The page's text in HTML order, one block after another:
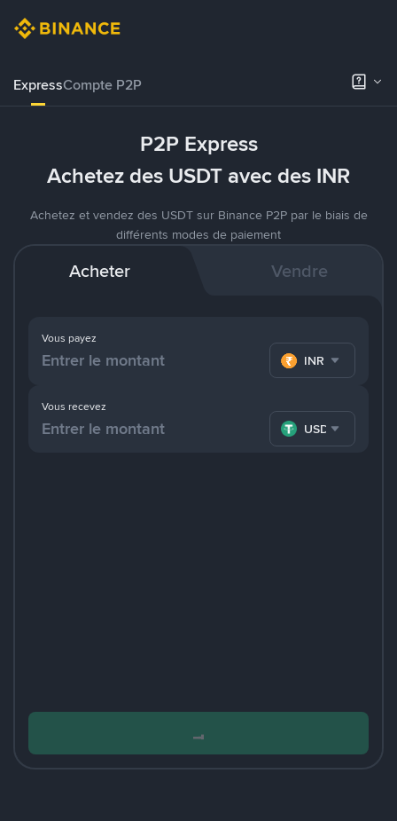
ExpressCompte P2P
P2P Express
Achetez des USDT avec des INR
Achetez et vendez des USDT sur Binance P2P par le biais de
différents modes de paiement
Acheter Vendre
Vous payez
INR
Vous recevez
USDT